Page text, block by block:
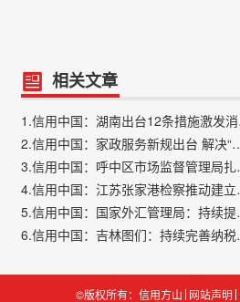
相关文章
1.
2.信用中国：家政服务新规
3.信用中
4.信用中
5.信用中
6.信用
©版权所有：信用方山 网站声明